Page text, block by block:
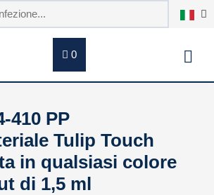
0
410 PP
Tulip Touch
in qualsiasi colore
di 1,5 ml